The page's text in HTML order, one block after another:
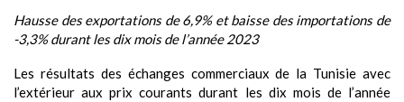
Hausse des exportations de 6,9% et baisse des importations de
-3,3% durant les dix mois de l’année 2023
Les résultats des échanges commerciaux de la Tunisie avec
l’extérieur aux prix courants durant les dix mois de l’année